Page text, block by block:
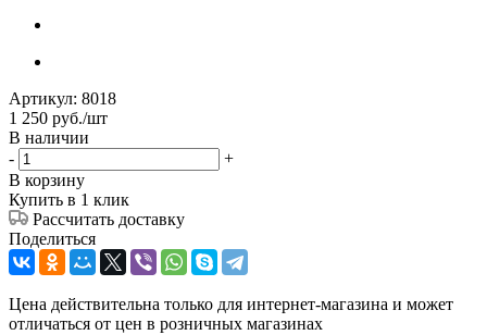
Артикул: 8018
1 250 руб./шт
В наличии
-
+
В корзину
Купить в 1 клик
Рассчитать доставку
Поделиться
Цена действительна только для интернет-магазина и может
отличаться от цен в розничных магазинах